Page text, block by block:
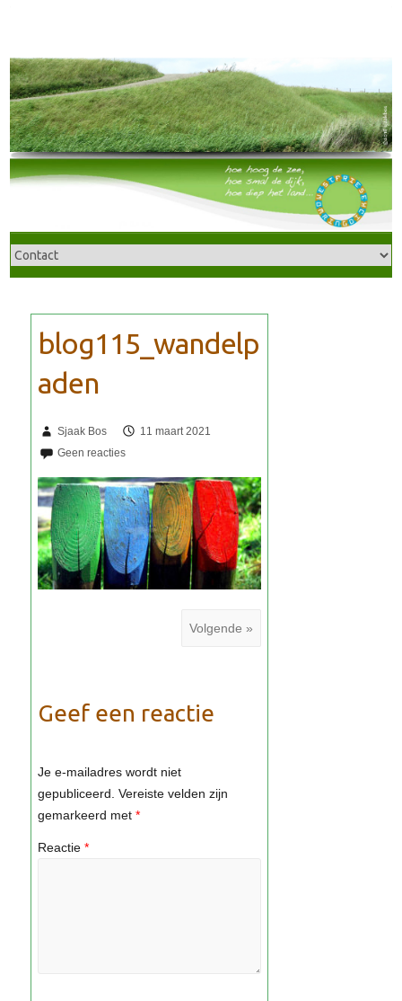
Sjaak Bos 11 maart 2021
Volgende »
Geef een reactie
Je e-mailadres wordt niet
gepubliceerd. Vereiste velden zijn
gemarkeerd met *
Reactie *